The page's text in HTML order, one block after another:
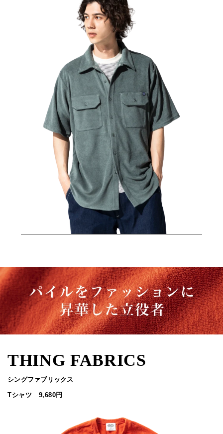
THING FABRICS
シングファブリックス
Tシャツ 9,680円